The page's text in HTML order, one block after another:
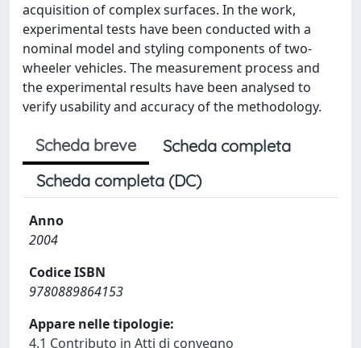
acquisition of complex surfaces. In the work,
experimental tests have been conducted with a
nominal model and styling components of two-
wheeler vehicles. The measurement process and
the experimental results have been analysed to
verify usability and accuracy of the methodology.
Scheda breve
Scheda completa
Scheda completa (DC)
Anno
2004
Codice ISBN
9780889864153
Appare nelle tipologie:
4.1 Contributo in Atti di convegno